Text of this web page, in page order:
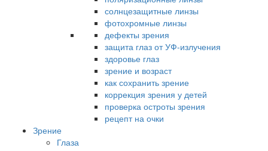
солнцезащитные линзы
фотохромные линзы
дефекты зрения
защита глаз от УФ-излучения
здоровье глаз
зрение и возраст
как сохранить зрение
коррекция зрения у детей
проверка остроты зрения
рецепт на очки
Зрение
Глаза